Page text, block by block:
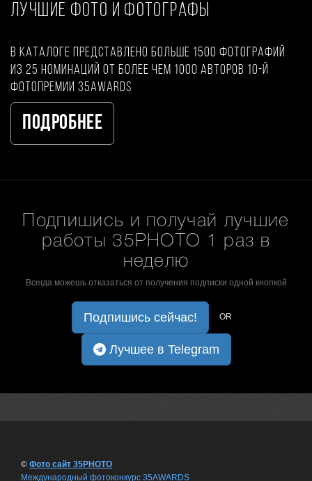
ЛУЧШИЕ ФОТО И ФОТОГРАФЫ
В каталоге представлено больше 1500 фотографий
из 25 номинаций от более чем 1000 авторов 10-й
фотопремии 35AWARDS
Подробнее
Подпишись и получай лучшие
работы 35PHOTO 1 раз в
неделю
Всегда можешь отказаться от получения подписки одной кнопкой
Подпишись сейчас! OR
Лучшее в Telegram
© Фото сайт 35PHOTO
Международный фотоконкурс 35AWARDS